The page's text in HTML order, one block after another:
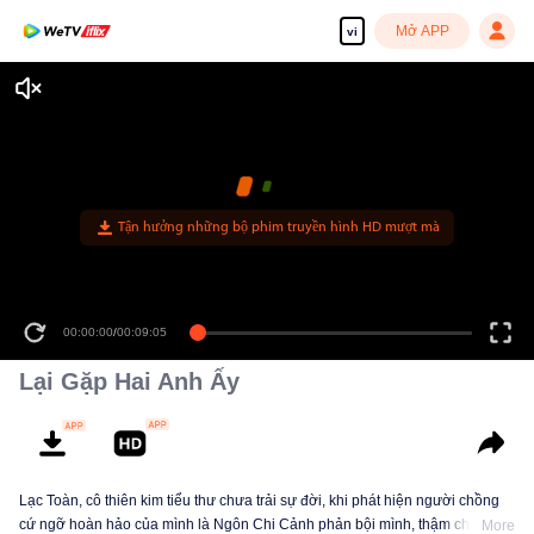
vi Mở APP
Tận hưởng những bộ phim truyền hình HD mượt mà
00:00:00/00:09:05
Lại Gặp Hai Anh Ấy
Lạc Toàn, cô thiên kim tiểu thư chưa trải sự đời, khi phát hiện người chồng
cứ ngỡ hoàn hảo của mình là Ngôn Chi Cảnh phản bội mình, thậm chí cònMore